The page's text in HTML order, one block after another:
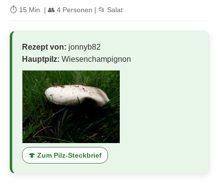
⏱ 15 Min. | 👥 4 Personen | 📂 Salat
Rezept von: jonnyb82
Hauptpilz: Wiesenchampignon
🍄 Zum Pilz-Steckbrief